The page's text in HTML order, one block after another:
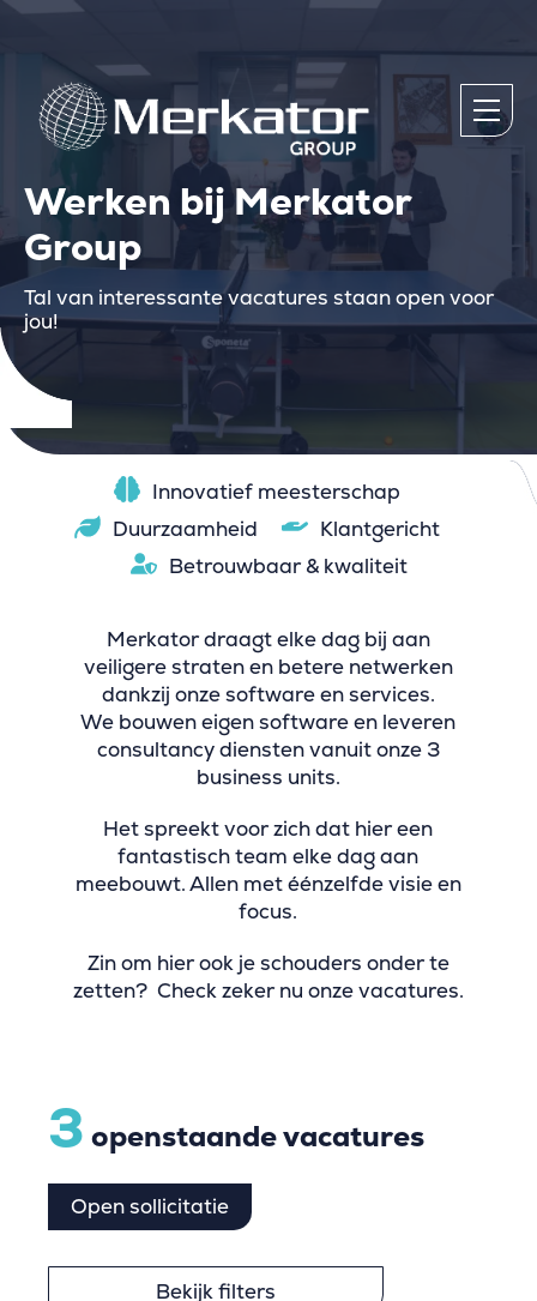
Werken bij Merkator
Group
Tal van interessante vacatures staan open voor
jou!
Innovatief meesterschap
Duurzaamheid
Klantgericht
Betrouwbaar & kwaliteit
Merkator draagt elke dag bij aan
veiligere straten en betere netwerken
dankzij onze software en services.
We bouwen eigen software en leveren
consultancy diensten vanuit onze 3
business units.
Het spreekt voor zich dat hier een
fantastisch team elke dag aan
meebouwt. Allen met éénzelfde visie en
focus.
Zin om hier ook je schouders onder te
zetten? Check zeker nu onze vacatures.
3 openstaande vacatures
Open sollicitatie
Bekijk filters